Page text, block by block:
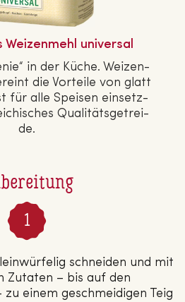
schneiden und mit
Zutaten – bis auf den
einem geschmeidigen Teig
Wei­zen­mehl universal
in der Küche. Wei­zen­
die Vorteile von glatt
für alle Speisen ein­setz­
Qua­li­täts­ge­trei­
de.